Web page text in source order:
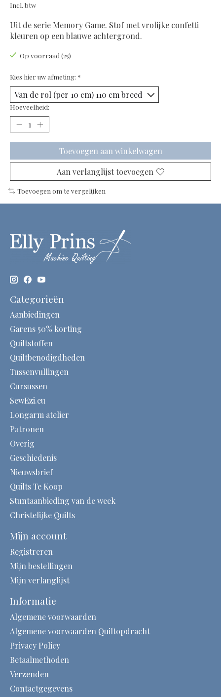
Incl. btw
Uit de serie Memory Game. Stof met vrolijke confetti
kleuren op een blauwe achtergrond.
Op voorraad (25)
Kies hier uw afmeting: *
Hoeveelheid:
Toevoegen aan winkelwagen
Aan verlanglijst toevoegen
Toevoegen om te vergelijken
Categorieën
Aanbiedingen
Garens 50% korting
Quiltstoffen
Quiltbenodigdheden
Tussenvullingen
Cursussen
SewEzi.eu
Longarm atelier
Patronen
Overig
Geschiedenis
Nieuwsbrief
Quilts Te Koop
Stuntaanbieding van de week
Christelijke Quilts
Mijn account
Registreren
Mijn bestellingen
Mijn verlanglijst
Informatie
Algemene voorwaarden
Algemene voorwaarden Quiltopdracht
Privacy Policy
Betaalmethoden
Verzenden
Contactgegevens